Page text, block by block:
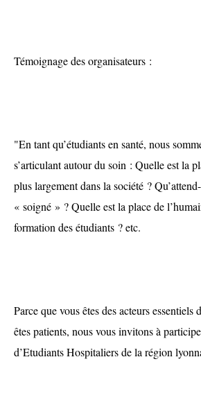
Témoignage des organisateurs :
"En tant qu’étudiants en santé, nous
s’articulant autour du soin : Quelle est la
plus largement dans la société ?
« soigné » ? Quelle est la place de
formation des étudiants ? etc.
Parce que vous êtes des acteurs
êtes patients, nous vous invitons à
d’Etudiants Hospitaliers de la région